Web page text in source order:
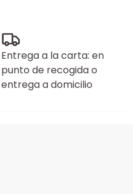
Entrega a la carta: en
punto de recogida o
entrega a domicilio